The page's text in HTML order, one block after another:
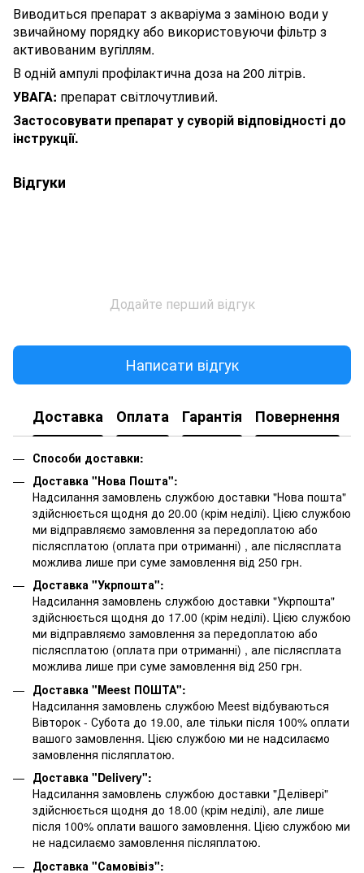
Виводиться препарат з акваріума з заміною води у
звичайному порядку або використовуючи фільтр з
активованим вугіллям.
В одній ампулі профілактична доза на 200 літрів.
УВАГА: препарат світлочутливий.
Застосовувати препарат у суворій відповідності до
інструкції.
Відгуки
Додайте перший відгук
Написати відгук
Доставка Оплата Гарантія Повернення
Способи доставки:
Доставка "Нова Пошта":
Надсилання замовлень службою доставки "Нова пошта"
здійснюється щодня до 20.00 (крім неділі). Цією службою
ми відправляємо замовлення за передоплатою або
післясплатою (оплата при отриманні) , але післясплата
можлива лише при суме замовлення від 250 грн.
Доставка "Укрпошта":
Надсилання замовлень службою доставки "Укрпошта"
здійснюється щодня до 17.00 (крім неділі). Цією службою
ми відправляємо замовлення за передоплатою або
післясплатою (оплата при отриманні) , але післясплата
можлива лише при суме замовлення від 250 грн.
Доставка "Meest ПОШТА":
Надсилання замовлень службою Meest відбуваються
Вівторок - Субота до 19.00, але тільки після 100% оплати
вашого замовлення. Цією службою ми не надсилаємо
замовлення післяплатою.
Доставка "Delivery":
Надсилання замовлень службою доставки "Делівері"
здійснюється щодня до 18.00 (крім неділі), але лише
після 100% оплати вашого замовлення. Цією службою ми
не надсилаємо замовлення післяплатою.
Доставка "Самовівіз":